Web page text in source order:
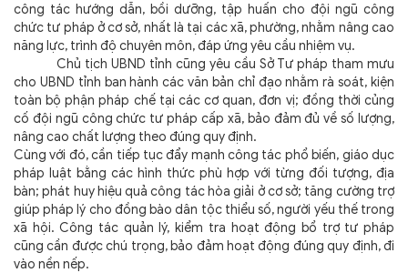
công tác hướng dẫn, bồi dưỡng, tập huấn cho đội ngũ công
chức tư pháp ở cơ sở, nhất là tại các xã, phường, nhằm nâng cao
năng lực, trình độ chuyên môn, đáp ứng yêu cầu nhiệm vụ.
Chủ tịch UBND tỉnh cũng yêu cầu Sở Tư pháp tham mưu
cho UBND tỉnh ban hành các văn bản chỉ đạo nhằm rà soát, kiện
toàn bộ phận pháp chế tại các cơ quan, đơn vị; đồng thời củng
cố đội ngũ công chức tư pháp cấp xã, bảo đảm đủ về số lượng,
nâng cao chất lượng theo đúng quy định.
Cùng với đó, cần tiếp tục đẩy mạnh công tác phổ biến, giáo dục
pháp luật bằng các hình thức phù hợp với từng đối tượng, địa
bàn; phát huy hiệu quả công tác hòa giải ở cơ sở; tăng cường trợ
giúp pháp lý cho đồng bào dân tộc thiểu số, người yếu thế trong
xã hội. Công tác quản lý, kiểm tra hoạt động bổ trợ tư pháp
cũng cần được chú trọng, bảo đảm hoạt động đúng quy định, đi
vào nền nếp.